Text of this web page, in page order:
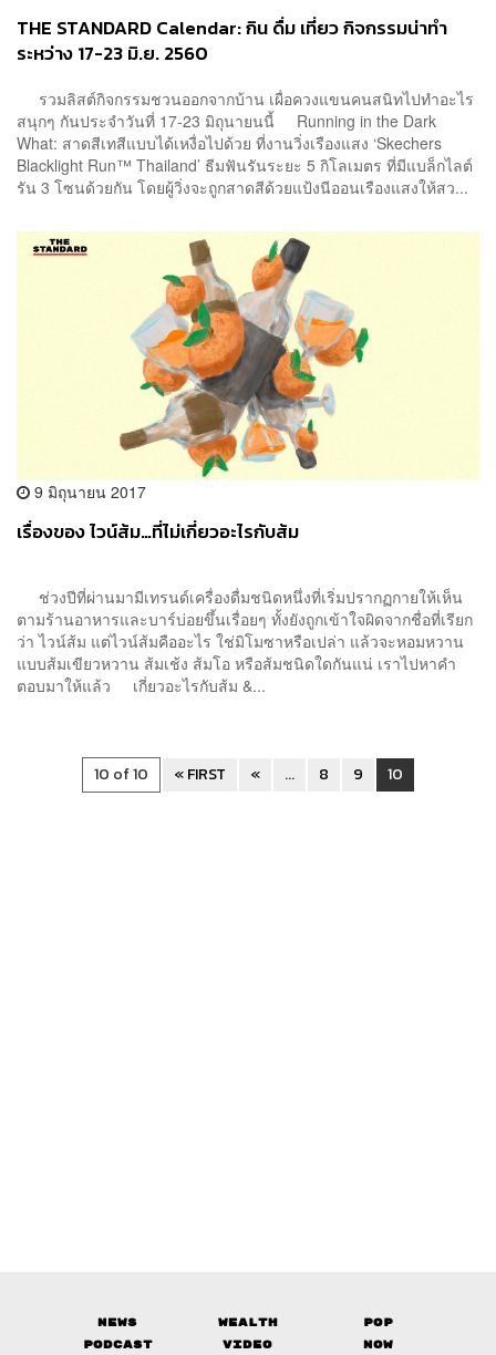
THE STANDARD Calendar: กิน ดื่ม เที่ยว กิจกรรมน่าทำ
ระหว่าง 17-23 มิ.ย. 2560
รวมลิสต์กิจกรรมชวนออกจากบ้าน เผื่อควงแขนคนสนิทไปทำอะไร
สนุกๆ กันประจำวันที่ 17-23 มิถุนายนนี้ Running in the Dark
What: สาดสีเทสีแบบได้เหงื่อไปด้วย ที่งานวิ่งเรืองแสง ‘Skechers
Blacklight Run™ Thailand’ ธีมฟันรันระยะ 5 กิโลเมตร ที่มีแบล็กไลต์
รัน 3 โซนด้วยกัน โดยผู้วิ่งจะถูกสาดสีด้วยแป้งนีออนเรืองแสงให้สว...
9 มิถุนายน 2017
เรื่องของ ไวน์ส้ม…ที่ไม่เกี่ยวอะไรกับส้ม
ช่วงปีที่ผ่านมามีเทรนด์เครื่องดื่มชนิดหนึ่งที่เริ่มปรากฏกายให้เห็น
ตามร้านอาหารและบาร์บ่อยขึ้นเรื่อยๆ ทั้งยังถูกเข้าใจผิดจากชื่อที่เรียก
ว่า ไวน์ส้ม แต่ไวน์ส้มคืออะไร ใช่มิโมซาหรือเปล่า แล้วจะหอมหวาน
แบบส้มเขียวหวาน ส้มเช้ง ส้มโอ หรือส้มชนิดใดกันแน่ เราไปหาคำ
ตอบมาให้แล้ว เกี่ยวอะไรกับส้ม &...
10 of 10 « FIRST « ... 8 9 10
News Wealth
Pop
Podcast
Video Now